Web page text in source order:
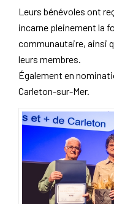
Leurs bénévoles ont
incarne pleinement la
communautaire, ainsi
leurs membres.
Également en
Carleton-sur-Mer.